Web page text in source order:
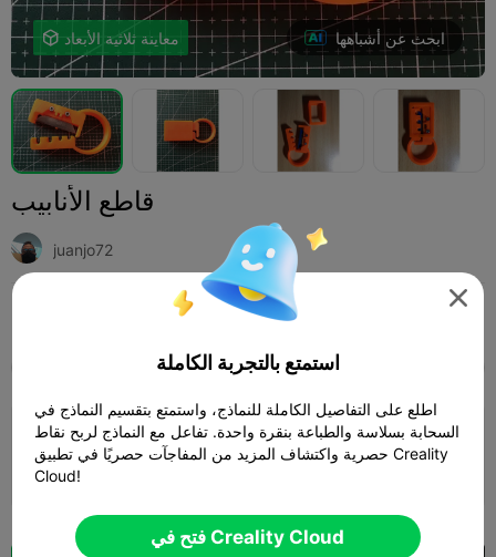
 معاينة ثلاثية الأبعاد ابحث عن أشباهها
قاطع الأنابيب
juanjo72
إضافة منزلي
K2 Plus K2 Pro K2
طبقة 0.2 مم، 3 جدران، 15% حشو
4.0

استمتع بالتجربة الكاملة
اطلع على التفاصيل الكاملة للنماذج، واستمتع بتقسيم النماذج في
السحابة بسلاسة والطباعة بنقرة واحدة. تفاعل مع النماذج لربح نقاط
حصرية واكتشاف المزيد من المفاجآت حصريًا في تطبيق Creality
Cloud!
فتح في Creality Cloud